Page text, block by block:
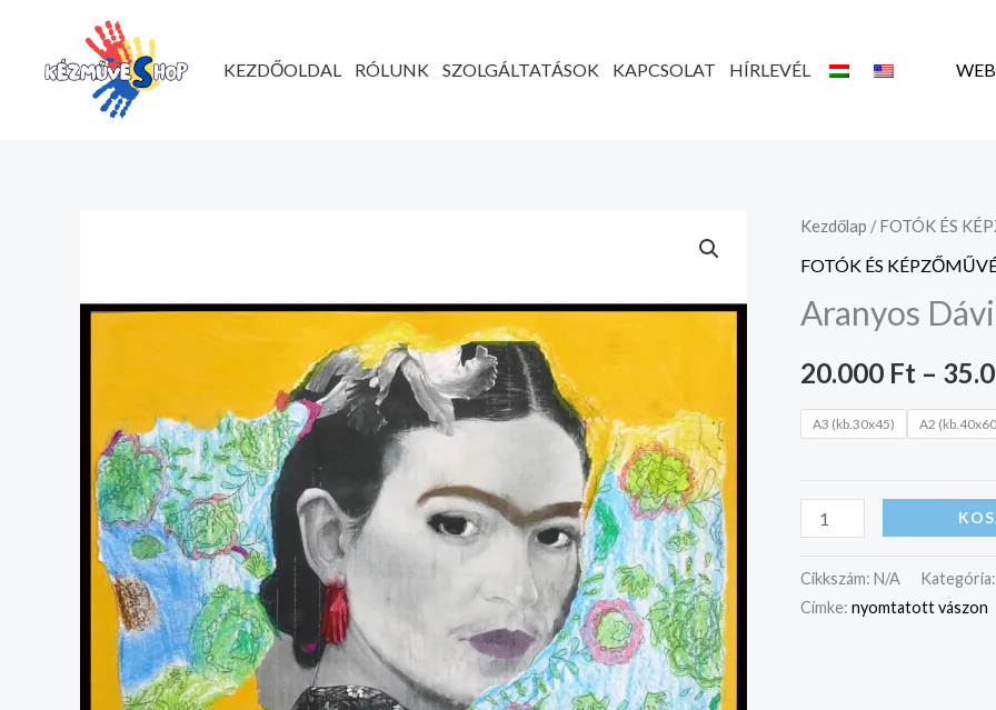
tartalomhoz
KEZDŐOLDAL RÓLUNK SZOLGÁLTATÁSOK KAPCSOLAT HÍRLEVÉL
Kezdőlap /FOTÓK ÉS
FOTÓK ÉS
Aranyos
20.000 Ft –
A3 (kb.30x45) A2
Aranyos
Dávid
mennyiség
Cikkszám: N/A
Címke: nyomtatott vászon